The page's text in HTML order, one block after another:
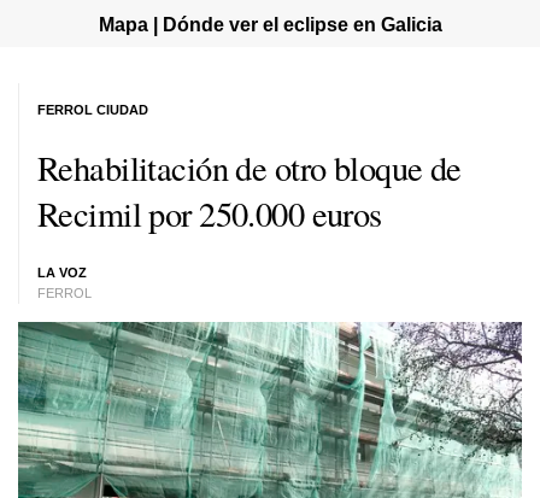
Mapa | Dónde ver el eclipse en Galicia
Rehabilitación de otro bloque de
Recimil por 250.000 euros
LA VOZ
FERROL
FERROL CIUDAD